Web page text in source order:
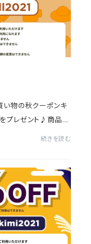
い物の秋クーポンキ
プレゼント♪商品購
続きを読む